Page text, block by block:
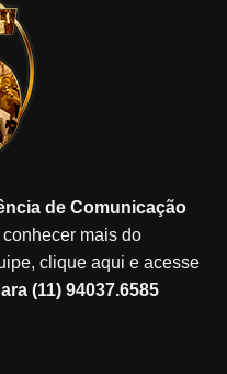
u
b
e
C
a
n
n
el
de Comunicação
mais do
clique aqui e acesse
(11) 94037.6585